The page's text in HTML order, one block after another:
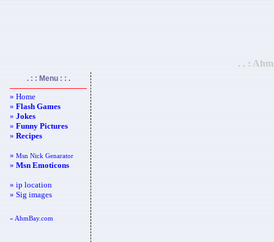
. . :
. : : Menu : : .
» Home
»Flash Games
»Jokes
»Funny Pictures
»Recipes
»Msn Nick Genarator
»Msn Emoticons
» ip location
» Sig images
« AhmBay.com